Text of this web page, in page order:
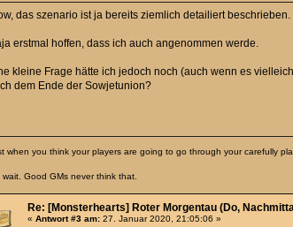
das szenario ist ja bereits ziemlich detailiert
erstmal hoffen, dass ich auch angenommen werde.
kleine Frage hätte ich jedoch noch (auch wenn es
dem Ende der Sowjetunion?
when you think your players are going to go through your carefully
wait. Good GMs never think that.
Re: [Monsterhearts] Roter Morgentau (Do,
«Antwort #3 am: 27. Januar 2020, 21:05:06 »